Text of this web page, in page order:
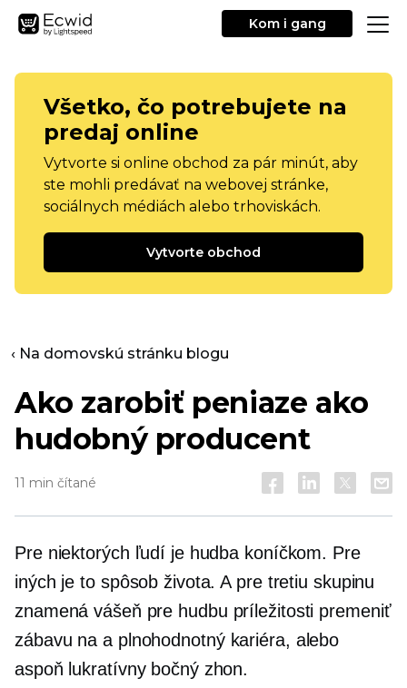
Kom i gang
Všetko, čo potrebujete na
predaj online
Vytvorte si online obchod za pár minút, aby
ste mohli predávať na webovej stránke,
sociálnych médiách alebo trhoviskách.
Vytvorte obchod
‹ Na domovskú stránku blogu
Ako zarobiť peniaze ako
hudobný producent
11 min čítané
Pre niektorých ľudí je hudba koníčkom. Pre
iných je to spôsob života. A pre tretiu skupinu
znamená vášeň pre hudbu príležitosti premeniť
zábavu na a plnohodnotnýkariéra, alebo
aspoň lukratívny bočný zhon.